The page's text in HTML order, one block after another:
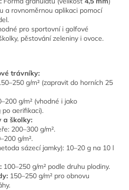
a rovnoměrnou aplikaci pomocí
pro sportovní i golfové
pěstování zeleniny i ovoce.
trávníky:
g/m² (zapravit do horních 25
g/m² (vhodné i jako
aerifikaci).
a školky:
200–300 g/m².
g/m².
sázecí jamky): 10–20 g na 10 l
100–250 g/m² podle druhu plodiny.
150–250 g/m² pro obnovu